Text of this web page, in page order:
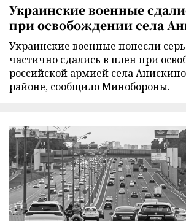
Украинские военные
при освобождении села
Украинские военные понесли
частично сдались в плен при
российской армией села
районе, сообщило Минобороны.